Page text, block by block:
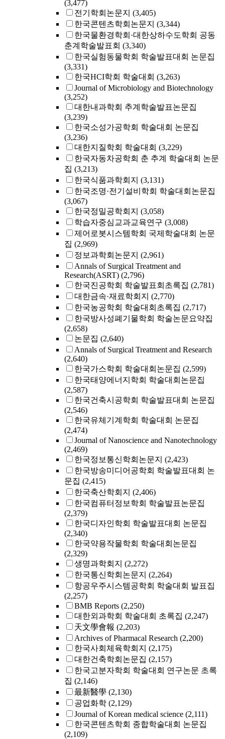
(3,477)
전기학회논문지 (3,405)
한국콘텐츠학회논문지 (3,344)
한국물환경학회·대한상하수도학회 공동
춘계학술발표회 (3,340)
한국실험동물학회 학술발표대회 논문집
(3,331)
한국HCI학회 학술대회 (3,263)
Journal of Microbiology and Biotechnology
(3,252)
대한내과학회 추계학술발표논문집
(3,239)
한국소성가공학회 학술대회 논문집
(3,236)
대한지질학회 학술대회 (3,229)
한국자동차공학회 춘 추계 학술대회 논문
집 (3,213)
한국식품과학회지 (3,131)
한국조명·전기설비학회 학술대회논문집
(3,067)
한국정밀공학회지 (3,058)
학습자중심교과교육연구 (3,008)
제어로봇시스템학회 국제학술대회 논문
집 (2,969)
정보과학회논문지 (2,961)
Annals of Surgical Treatment and
Research(ASRT) (2,796)
한국진공학회 학술발표회초록집 (2,781)
대한금속·재료학회지 (2,770)
한국농공학회 학술대회초록집 (2,717)
한국방사성폐기물학회 학술논문요약집
(2,658)
논문집 (2,640)
Annals of Surgical Treatment and Research
(2,640)
한국가스학회 학술대회논문집 (2,599)
한국태양에너지학회 학술대회논문집
(2,587)
한국건축시공학회 학술발표대회 논문집
(2,546)
한국유체기계학회 학술대회 논문집
(2,474)
Journal of Nanoscience and Nanotechnology
(2,469)
한국정보통신학회논문지 (2,423)
한국방송미디어공학회 학술발표대회 논
문집 (2,415)
한국축산학회지 (2,406)
한국컴퓨터정보학회 학술발표논문집
(2,379)
한국디자인학회 학술발표대회 논문집
(2,340)
한국약용작물학회 학술대회논문집
(2,329)
생명과학회지 (2,272)
한국통신학회논문지 (2,264)
항공우주시스템공학회 학술대회 발표집
(2,257)
BMB Reports (2,250)
대한외과학회 학술대회 초록집 (2,247)
天文學會報 (2,203)
Archives of Pharmacal Research (2,200)
한국사회체육학회지 (2,175)
대한건축학회논문집 (2,157)
한국고분자학회 학술대회 연구논문 초록
집 (2,146)
最新醫學 (2,130)
공업화학 (2,129)
Journal of Korean medical science (2,111)
한국콘텐츠학회 종합학술대회 논문집
(2,109)